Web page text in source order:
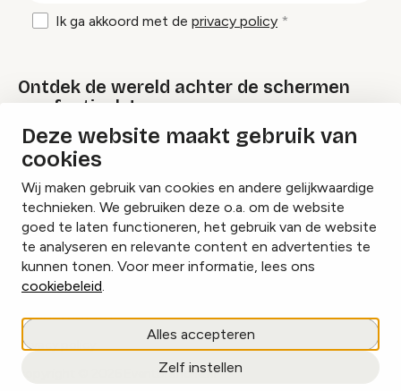
Deze website maakt gebruik van
cookies
Wij maken gebruik van cookies en andere gelijkwaardige
technieken. We gebruiken deze o.a. om de website
goed te laten functioneren, het gebruik van de website
te analyseren en relevante content en advertenties te
kunnen tonen. Voor meer informatie, lees ons
cookiebeleid.
Alles accepteren
Zelf instellen
Ik ga akkoord met de privacy policy
Ontdek de wereld achter de schermen
van festivals!
Lees onze Festival Specials
InstagramFacebookLinkedIn
Cookies beheren
Privacy policy
copyright © 2026 Eventbranche.nl